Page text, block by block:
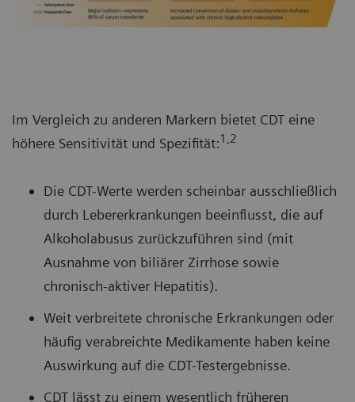
Im Vergleich zu anderen Markern bietet CDT eine
höhere Sensitivität und Spezifität:1,2
Die CDT-Werte werden scheinbar ausschließlich
durch Lebererkrankungen beeinflusst, die auf
Alkoholabusus zurückzuführen sind (mit
Ausnahme von biliärer Zirrhose sowie
chronisch-aktiver Hepatitis).
Weit verbreitete chronische Erkrankungen oder
häufig verabreichte Medikamente haben keine
Auswirkung auf die CDT-Testergebnisse.
CDT lässt zu einem wesentlich früheren